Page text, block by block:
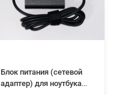
Блок питания (сетевой
адаптер) для ноутбука